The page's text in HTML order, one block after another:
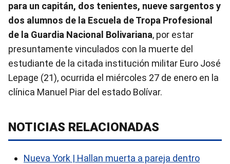
para un capitán, dos tenientes, nueve sargentos y
dos alumnos de la Escuela de Tropa Profesional
de la Guardia Nacional Bolivariana, por estar
presuntamente vinculados con la muerte del
estudiante de la citada institución militar Euro José
Lepage (21), ocurrida el miércoles 27 de enero en la
clínica Manuel Piar del estado Bolívar.
NOTICIAS RELACIONADAS
Nueva York | Hallan muerta a pareja dentro